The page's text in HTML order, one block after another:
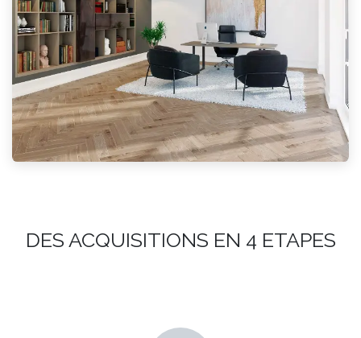
DES ACQUISITIONS EN 4 ETAPES